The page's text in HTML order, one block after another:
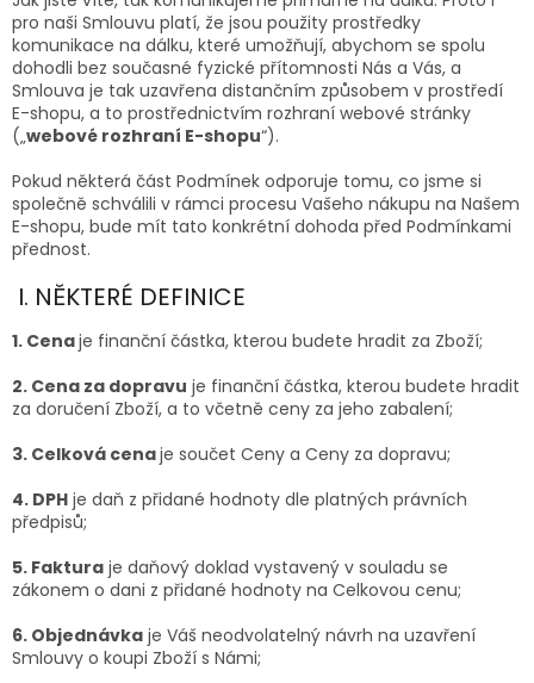
pro naši Smlouvu platí, že jsou použity prostředky
komunikace na dálku, které umožňují, abychom se spolu
dohodli bez současné fyzické přítomnosti Nás a Vás, a
Smlouva je tak uzavřena distančním způsobem v prostředí
E-shopu, a to prostřednictvím rozhraní webové stránky
(„webové rozhraní E-shopu“).
Pokud některá část Podmínek odporuje tomu, co jsme si
společně schválili v rámci procesu Vašeho nákupu na Našem
E-shopu, bude mít tato konkrétní dohoda před Podmínkami
přednost.
I. NĚKTERÉ DEFINICE
1. Cenaje finanční částka, kterou budete hradit za Zboží;
2. Cena za dopravu je finanční částka, kterou budete hradit
za doručení Zboží, a to včetně ceny za jeho zabalení;
3. Celková cenaje součet Ceny a Ceny za dopravu;
4. DPH je daň z přidané hodnoty dle platných právních
předpisů;
5. Faktura je daňový doklad vystavený v souladu se
zákonem o dani z přidané hodnoty na Celkovou cenu;
6. Objednávka je Váš neodvolatelný návrh na uzavření
Smlouvy o koupi Zboží s Námi;